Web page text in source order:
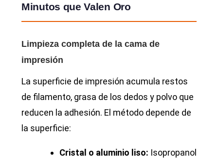
Minutos que Valen Oro
Limpieza completa de la cama de
impresión
La superficie de impresión acumula restos
de filamento, grasa de los dedos y polvo que
reducen la adhesión. El método depende de
la superficie:
Cristal o aluminio liso: Isopropanol